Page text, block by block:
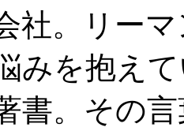
社。リー
みを抱え
書。その